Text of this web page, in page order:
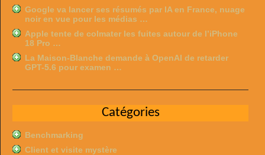
Google va lancer ses résumés par IA en France, nuage
noir en vue pour les médias …
Apple tente de colmater les fuites autour de l’iPhone
18 Pro …
La Maison-Blanche demande à OpenAI de retarder
GPT-5.6 pour examen …
Catégories
Benchmarking
Client et visite mystère